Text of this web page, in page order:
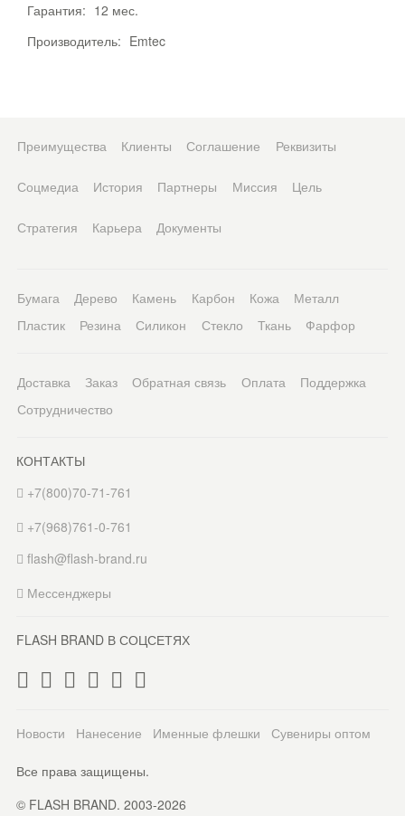
Гарантия: 12 мес.
Производитель: Emtec
Преимущества Клиенты Соглашение Реквизиты
Соцмедиа История Партнеры Миссия Цель
Стратегия Карьера Документы
Бумага Дерево Камень Карбон Кожа
Металл
Пластик
Резина Силикон Стекло Ткань Фарфор
Доставка Заказ Обратная связь Оплата
Поддержка
Сотрудничество
КОНТАКТЫ
+7(800)70-71-761
+7(968)761-0-761
flash@flash-brand.ru
Мессенджеры
FLASH BRAND В СОЦСЕТЯХ
Новости Нанесение Именные флешки Сувениры оптом
Все права защищены.
© FLASH BRAND. 2003-2026